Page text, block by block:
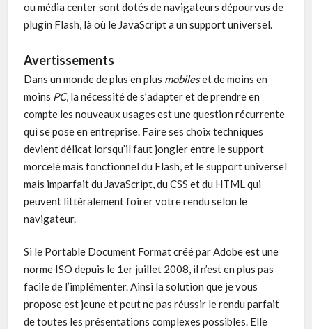
ou média center sont dotés de navigateurs dépourvus de
plugin Flash, là où le JavaScript a un support universel.
Avertissements
Dans un monde de plus en plus mobileset de moins en
moins PC, la nécessité de s’adapter et de prendre en
compte les nouveaux usages est une question récurrente
qui se pose en entreprise. Faire ses choix techniques
devient délicat lorsqu’il faut jongler entre le support
morcelé mais fonctionnel du Flash, et le support universel
mais imparfait du JavaScript, du CSS et du HTML qui
peuvent littéralement foirer votre rendu selon le
navigateur.
Si le Portable Document Format créé par Adobe est une
norme ISO depuis le 1er juillet 2008, il n’est en plus pas
facile de l’implémenter. Ainsi la solution que je vous
propose est jeune et peut ne pas réussir le rendu parfait
de toutes les présentations complexes possibles. Elle